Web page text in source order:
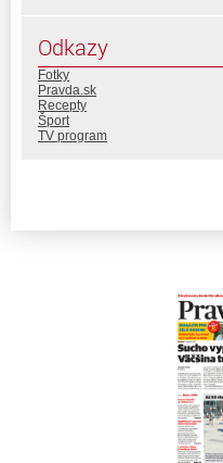
Odkazy
Fotky
Pravda.sk
Recepty
Šport
TV program